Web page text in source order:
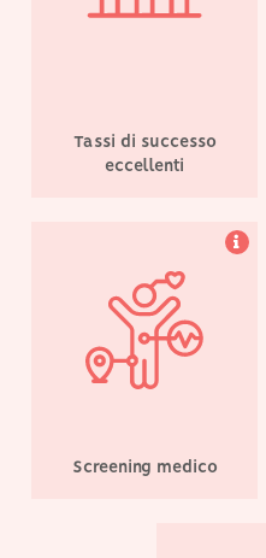
Tassi di successo
eccellenti
Screening medico
Siamo
donare
propri